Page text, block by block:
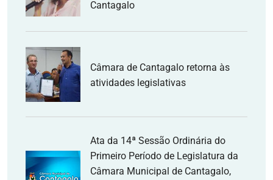
Cantagalo
Câmara de Cantagalo retorna às
atividades legislativas
Ata da 14ª Sessão Ordinária do
Primeiro Período de Legislatura da
Câmara Municipal de Cantagalo,